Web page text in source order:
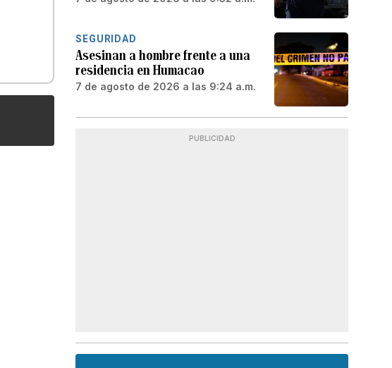
SEGURIDAD
Asesinan a hombre frente a una
residencia en Humacao
7 de agosto de 2026 a las 9:24 a.m.
PUBLICIDAD